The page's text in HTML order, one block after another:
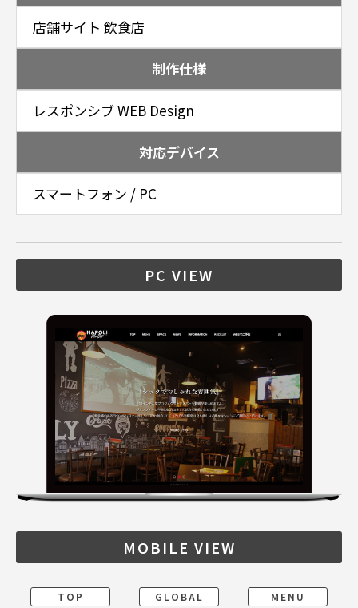
店舗サイト 飲食店
制作仕様
レスポンシブ WEB Design
対応デバイス
スマートフォン / PC
PC VIEW
MOBILE VIEW
TOP GLOBAL MENU